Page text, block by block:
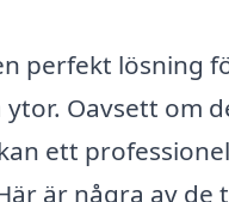
perfekt lösning
Oavsett om
ett
är några av